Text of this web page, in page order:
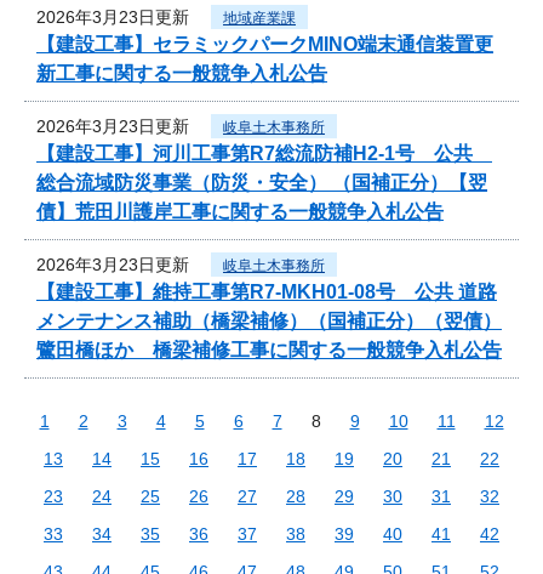
2026年3月23日更新 地域産業課
【建設工事】セラミックパークMINO端末通信装置更
新工事に関する一般競争入札公告
2026年3月23日更新 岐阜土木事務所
【建設工事】河川工事第R7総流防補H2-1号 公共
総合流域防災事業（防災・安全） （国補正分）【翌
債】荒田川護岸工事に関する一般競争入札公告
2026年3月23日更新 岐阜土木事務所
【建設工事】維持工事第R7-MKH01-08号 公共 道路
メンテナンス補助（橋梁補修）（国補正分）（翌債）
鷺田橋ほか 橋梁補修工事に関する一般競争入札公告
1 2 3 4 5 6 7 8 9 10 11
12
13
14 15 16 17 18 19 20 21
22
23
24 25 26 27 28 29 30 31
32
33
34 35 36 37 38 39 40 41
42